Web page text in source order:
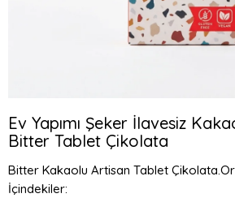
Ev Yapımı Şeker İlavesiz
Bitter Tablet Çikolata
Bitter Kakaolu Artisan Tablet
İçindekiler: